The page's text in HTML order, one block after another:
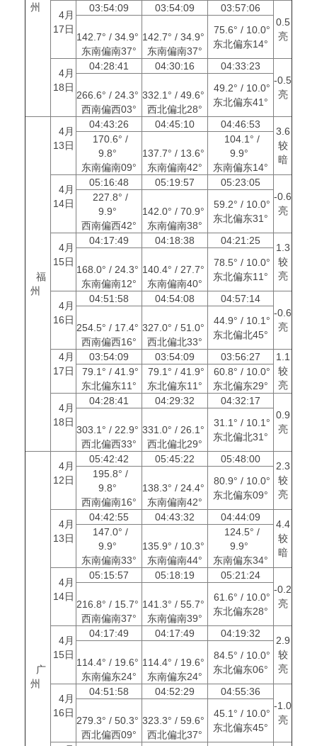
州
4月
17日
03:54:09 03:54:09
03:57:06
0.5
亮
142.7° / 34.9°
东南偏南37°
142.7° / 34.9°
东南偏南37°
75.6° / 10.0°
东北偏东14°
4月
18日
04:28:41 04:30:16
04:33:23
-0.5
亮
266.6° / 24.3°
西南偏西03°
332.1° / 49.6°
西北偏北28°
49.2° / 10.0°
东北偏东41°
福
州
4月
13日
04:43:26 04:45:10 04:46:53
3.6
较
暗
170.6° /
9.8°
东南偏南09°
137.7° / 13.6°
东南偏南42°
104.1° /
9.9°
东南偏东14°
4月
14日
05:16:48 05:19:57
05:23:05
-0.6
亮
227.8° /
9.9°
西南偏西42°
142.0° / 70.9°
东南偏南38°
59.2° / 10.0°
东北偏东31°
4月
15日
04:17:49 04:18:38 04:21:25
1.3
较
亮
168.0° / 24.3°
东南偏南12°
140.4° / 27.7°
东南偏南40°
78.5° / 10.0°
东北偏东11°
4月
16日
04:51:58 04:54:08
04:57:14
-0.6
亮
254.5° / 17.4°
西南偏西16°
327.0° / 51.0°
西北偏北33°
44.9° / 10.1°
东北偏北45°
4月
17日
03:54:09 03:54:09 03:56:27
1.1
较
亮
79.1° / 41.9°
东北偏东11°
79.1° / 41.9°
东北偏东11°
60.8° / 10.0°
东北偏东29°
4月
18日
04:28:41 04:29:32
04:32:17
0.9
亮
303.1° / 22.9°
西北偏西33°
331.0° / 26.1°
西北偏北29°
31.1° / 10.1°
东北偏北31°
广
州
4月
12日
05:42:42 05:45:22 05:48:00
2.3
较
亮
195.8° /
9.8°
西南偏南16°
138.3° / 24.4°
东南偏南42°
80.9° / 10.0°
东北偏东09°
4月
13日
04:42:55 04:43:32 04:44:09
4.4
较
暗
147.0° /
9.9°
东南偏南33°
135.9° / 10.3°
东南偏南44°
124.5° /
9.9°
东南偏东34°
4月
14日
05:15:57 05:18:19
05:21:24
-0.2
亮
216.8° / 15.7°
西南偏南37°
141.3° / 55.7°
东南偏南39°
61.6° / 10.0°
东北偏东28°
4月
15日
04:17:49 04:17:49 04:19:32
2.9
较
亮
114.4° / 19.6°
东南偏东24°
114.4° / 19.6°
东南偏东24°
84.5° / 10.0°
东北偏东06°
4月
16日
04:51:58 04:52:29
04:55:36
-1.0
亮
279.3° / 50.3°
西北偏西09°
323.3° / 59.6°
西北偏北37°
45.1° / 10.0°
东北偏东45°